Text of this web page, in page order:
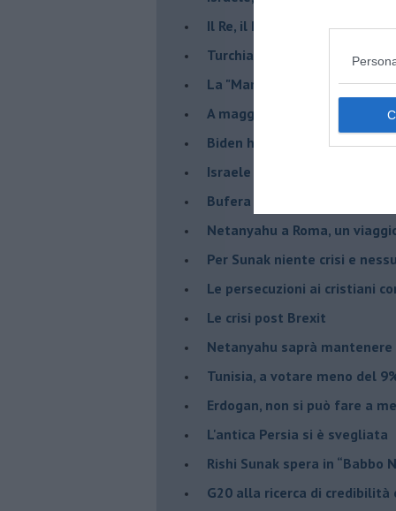
Il Re, il Primo Ministro, il
Turchia al voto, Erdogan in
La "Marcia dei vivi" per non
A maggio le urne
Biden ha fatto infuriare la
Israele rischia una guerra civile
Bufera sull'immigrazione
Netanyahu a Roma, un
Per Sunak niente crisi e
Le persecuzioni ai cristiani
Le crisi post Brexit
Netanyahu saprà mantenere
Tunisia, a votare meno del
Erdogan, non si può fare a
L'antica Persia si è svegliata
Rishi Sunak spera in “Babbo
G20 alla ricerca di